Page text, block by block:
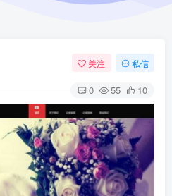
关注 私信
0 55 10